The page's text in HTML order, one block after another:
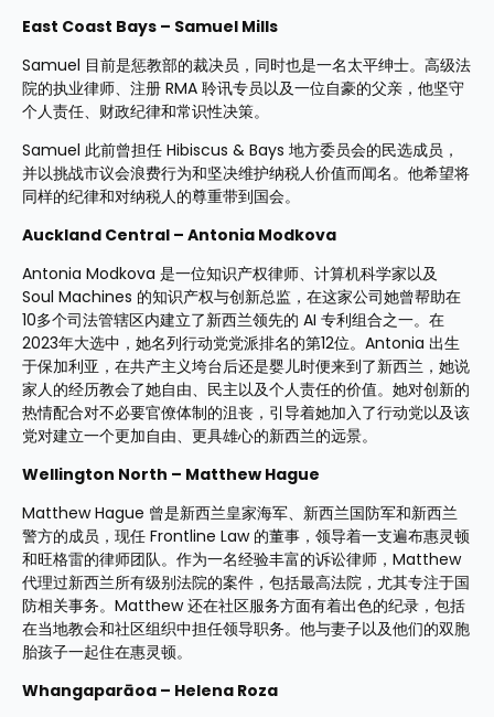
East Coast Bays – Samuel Mills
Samuel 目前是惩教部的裁决员，同时也是一名太平绅士。高级法
院的执业律师、注册 RMA 聆讯专员以及一位自豪的父亲，他坚守
个人责任、财政纪律和常识性决策。
Samuel 此前曾担任 Hibiscus & Bays 地方委员会的民选成员，
并以挑战市议会浪费行为和坚决维护纳税人价值而闻名。他希望将
同样的纪律和对纳税人的尊重带到国会。
Auckland Central – Antonia Modkova
Antonia Modkova 是一位知识产权律师、计算机科学家以及
Soul Machines 的知识产权与创新总监，在这家公司她曾帮助在
10多个司法管辖区内建立了新西兰领先的 AI 专利组合之一。在
2023年大选中，她名列行动党党派排名的第12位。Antonia 出生
于保加利亚，在共产主义垮台后还是婴儿时便来到了新西兰，她说
家人的经历教会了她自由、民主以及个人责任的价值。她对创新的
热情配合对不必要官僚体制的沮丧，引导着她加入了行动党以及该
党对建立一个更加自由、更具雄心的新西兰的远景。
Wellington North – Matthew Hague
Matthew Hague 曾是新西兰皇家海军、新西兰国防军和新西兰
警方的成员，现任 Frontline Law 的董事，领导着一支遍布惠灵顿
和旺格雷的律师团队。作为一名经验丰富的诉讼律师，Matthew
代理过新西兰所有级别法院的案件，包括最高法院，尤其专注于国
防相关事务。Matthew 还在社区服务方面有着出色的纪录，包括
在当地教会和社区组织中担任领导职务。他与妻子以及他们的双胞
胎孩子一起住在惠灵顿。
Whangaparāoa – Helena Roza